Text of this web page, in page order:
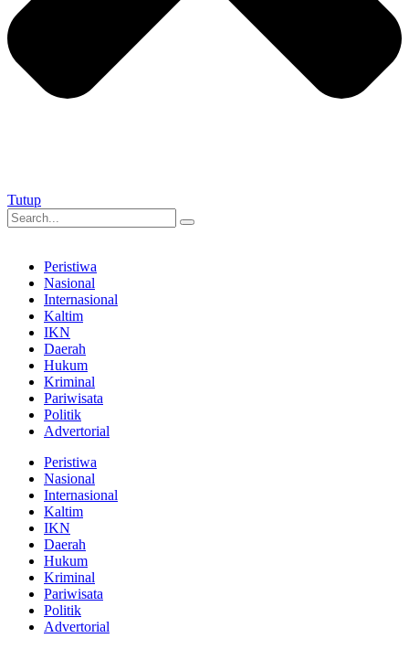
Tutup
Peristiwa
Nasional
Internasional
Kaltim
IKN
Daerah
Hukum
Kriminal
Pariwisata
Politik
Advertorial
Peristiwa
Nasional
Internasional
Kaltim
IKN
Daerah
Hukum
Kriminal
Pariwisata
Politik
Advertorial